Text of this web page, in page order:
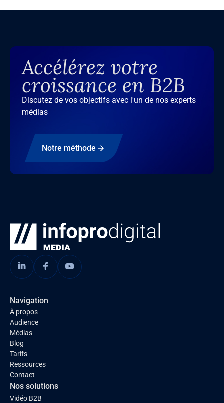
Accélérez votre
croissance en B2B
Discutez de vos objectifs avec l'un de nos experts
médias
Notre méthode
Navigation
À propos
Audience
Médias
Blog
Tarifs
Ressources
Contact
Nos solutions
Vidéo B2B